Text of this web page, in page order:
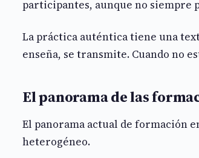
participantes, aunque no siempre
La práctica auténtica tiene una
enseña, se transmite. Cuando no
El panorama de las
El panorama actual de formación
heterogéneo.